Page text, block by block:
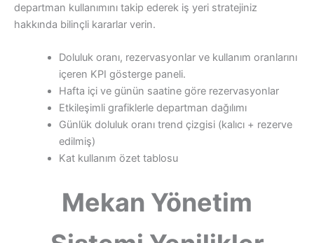
departman kullanımını takip ederek iş yeri stratejiniz
hakkında bilinçli kararlar verin.
Doluluk oranı, rezervasyonlar ve kullanım oranlarını
içeren KPI gösterge paneli.
Hafta içi ve günün saatine göre rezervasyonlar
Etkileşimli grafiklerle departman dağılımı
Günlük doluluk oranı trend çizgisi (kalıcı + rezerve
edilmiş)
Kat kullanım özet tablosu
Mekan Yönetim